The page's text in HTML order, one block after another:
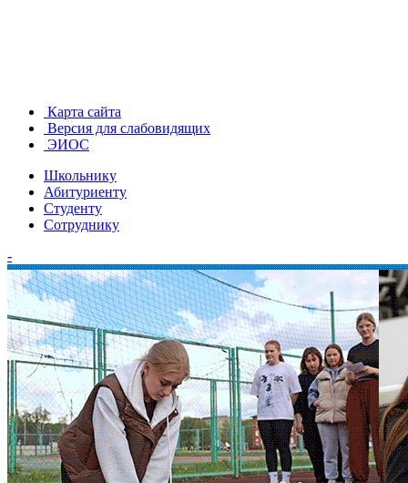
Карта сайта
Версия для слабовидящих
ЭИОС
Школьнику
Абитуриенту
Студенту
Сотруднику
-